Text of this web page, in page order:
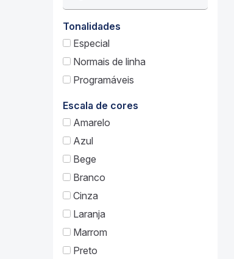
Tonalidades
Especial
Normais de linha
Programáveis
Escala de cores
Amarelo
Azul
Bege
Branco
Cinza
Laranja
Marrom
Preto